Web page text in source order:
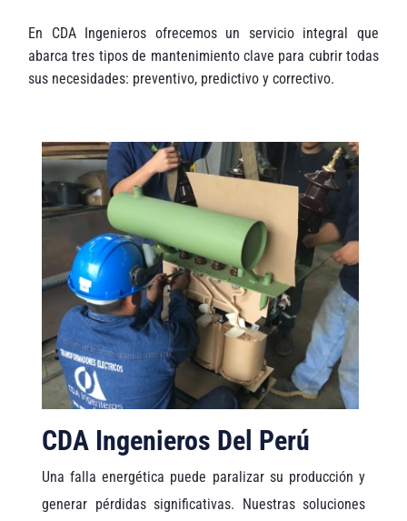
En CDA Ingenieros ofrecemos un servicio integral que
abarca tres tipos de mantenimiento clave para cubrir todas
sus necesidades: preventivo, predictivo y correctivo.
CDA Ingenieros Del Perú
Una falla energética puede paralizar su producción y
generar pérdidas significativas. Nuestras soluciones